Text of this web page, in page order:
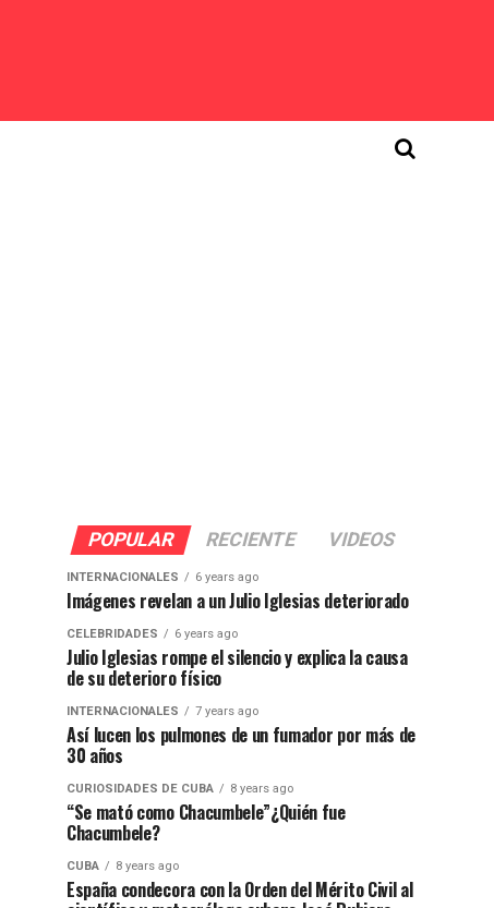
POPULAR RECIENTE VIDEOS
INTERNACIONALES 6 years ago
Imágenes revelan a un Julio Iglesias deteriorado
CELEBRIDADES 6 years ago
Julio Iglesias rompe el silencio y explica la causa
de su deterioro físico
INTERNACIONALES 7 years ago
Así lucen los pulmones de un fumador por más de
30 años
CURIOSIDADES DE CUBA 8 years ago
“Se mató como Chacumbele”¿Quién fue
Chacumbele?
CUBA 8 years ago
España condecora con la Orden del Mérito Civil al